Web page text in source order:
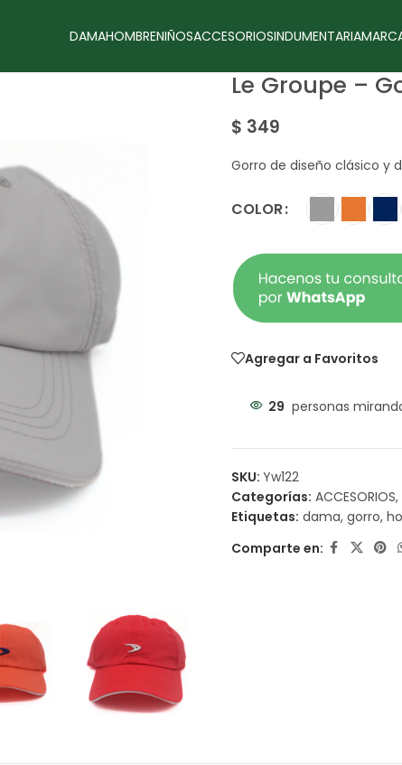
DAMAHOMBRENIÑOSACCESORIOSINDUMENTARIA
Le Groupe –
$ 349
Gorro de diseño clásico y
COLOR
Agregar a Favoritos
29 personas
SKU: Yw122
Categorías: ACCESORIOS,
Etiquetas: dama, gorro,
Comparte en: